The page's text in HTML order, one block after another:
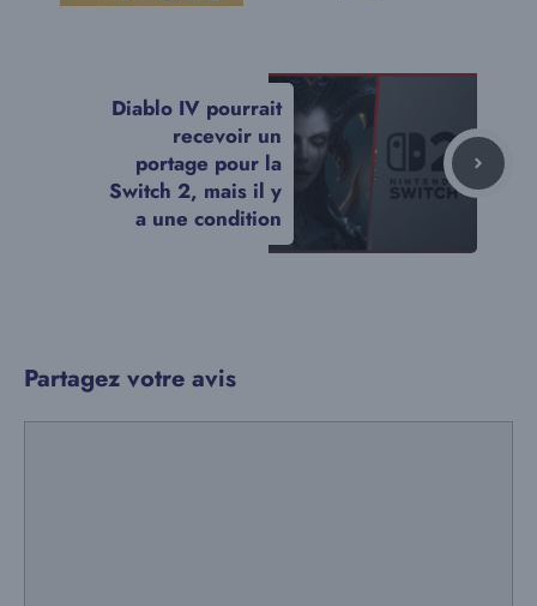
Diablo IV pourrait
recevoir un
portage pour la
Switch 2, mais il y
a une condition
Partagez votre avis